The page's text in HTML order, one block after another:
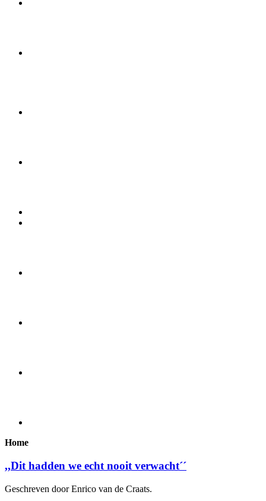
Home
,,Dit hadden we echt nooit verwacht´´
Geschreven door Enrico van de Craats.